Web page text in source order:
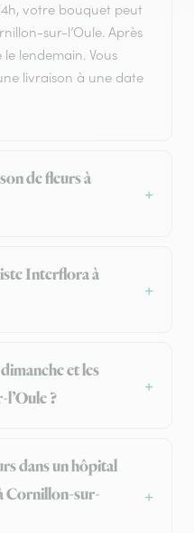
votre bouquet peut
sur-l’Oule. Après
lendemain. Vous
livraison à une date
de fleurs à
Interflora à
et les
?
dans un hôpital
Cornillon-sur-